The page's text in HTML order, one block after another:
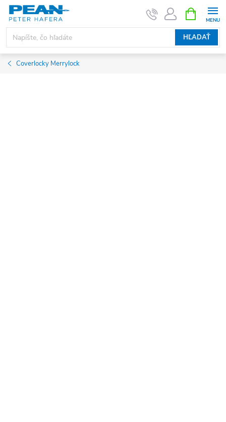
Prejsť
obsah
HĽADAŤ
KOŠÍK
Coverlocky Merrylock